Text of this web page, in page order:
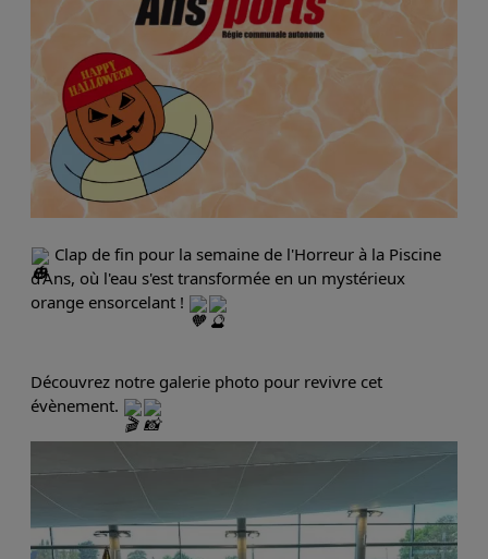
Clap de fin pour la semaine de l'Horreur à la Piscine
d'Ans, où l'eau s'est transformée en un mystérieux
orange ensorcelant !
Découvrez notre galerie photo pour revivre cet
évènement.